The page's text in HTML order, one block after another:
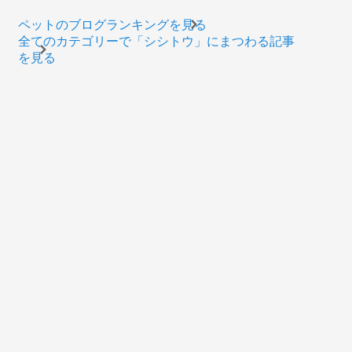
ペットのブログランキングを見る
全てのカテゴリーで「シシトウ」にまつわる記事
を見る